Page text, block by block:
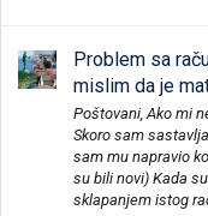
Problem sa
mislim da je
Poštovani, Ako mi
Skoro sam
sam mu napravio
su bili novi) Kada
sklapanjem istog